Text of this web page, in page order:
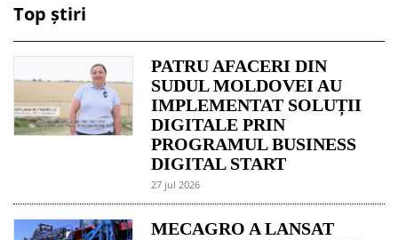
Top știri
PATRU AFACERI DIN
SUDUL MOLDOVEI AU
IMPLEMENTAT SOLUȚII
DIGITALE PRIN
PROGRAMUL BUSINESS
DIGITAL START
27 jul 2026
MECAGRO A LANSAT